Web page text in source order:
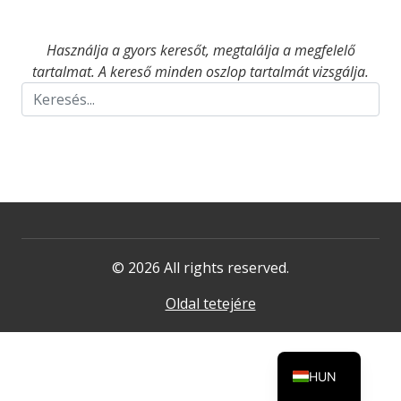
Használja a gyors keresőt, megtalálja a megfelelő
tartalmat. A kereső minden oszlop tartalmát vizsgálja.
© 2026 All rights reserved.
Oldal tetejére
HUN